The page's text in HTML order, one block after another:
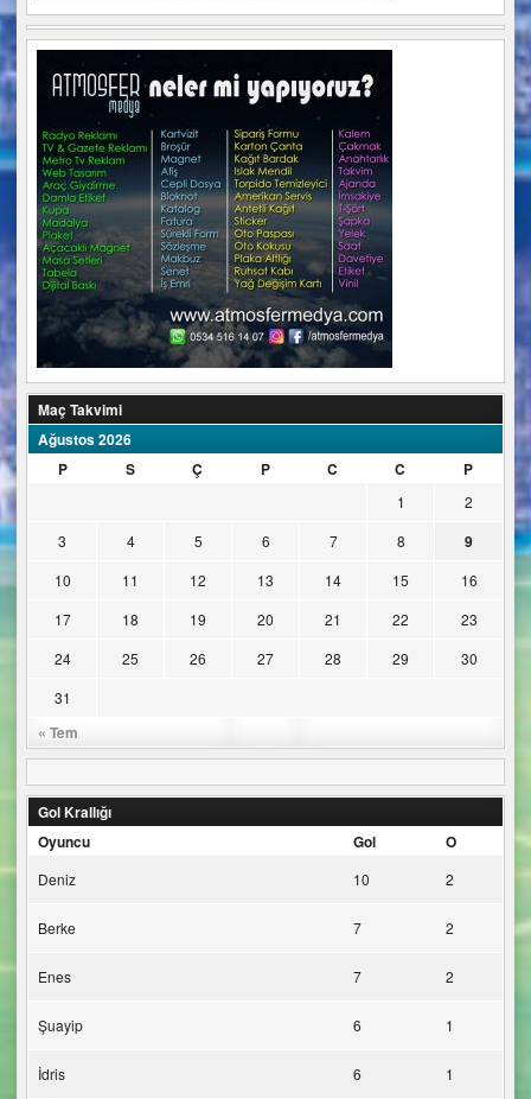
Maç Takvimi
Ağustos 2026
P
S Ç P C C P
« Tem
1
2
3
4 5 6 7 8 9
10 11 12 13 14 15
16
17
18 19 20 21 22
23
24
25 26 27 28 29
30
31
Gol Krallığı
Oyuncu
Gol O
Deniz 10 2
Berke 7 2
Enes 7 2
Şuayip 6 1
İdris 6 1